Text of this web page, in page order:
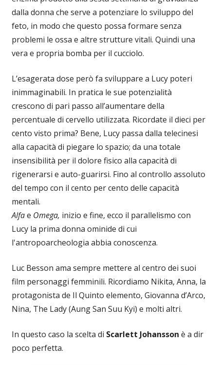
dalla donna che serve a potenziare lo sviluppo del
feto, in modo che questo possa formare senza
problemi le ossa e altre strutture vitali. Quindi una
vera e propria bomba per il cucciolo.
L’esagerata dose però fa sviluppare a Lucy poteri
inimmaginabili. In pratica le sue potenzialità
crescono di pari passo all’aumentare della
percentuale di cervello utilizzata. Ricordate il dieci per
cento visto prima? Bene, Lucy passa dalla telecinesi
alla capacità di piegare lo spazio; da una totale
insensibilità per il dolore fisico alla capacità di
rigenerarsi e auto-guarirsi. Fino al controllo assoluto
del tempo con il cento per cento delle capacità
mentali.
Alfae Omega, inizio e fine, ecco il parallelismo con
Lucy la prima donna ominide di cui
l'antropoarcheologia abbia conoscenza.
Luc Besson ama sempre mettere al centro dei suoi
film personaggi femminili. Ricordiamo Nikita, Anna, la
protagonista de Il Quinto elemento, Giovanna d’Arco,
Nina, The Lady (Aung San Suu Kyi) e molti altri.
In questo caso la scelta di Scarlett Johansson è a dir
poco perfetta.